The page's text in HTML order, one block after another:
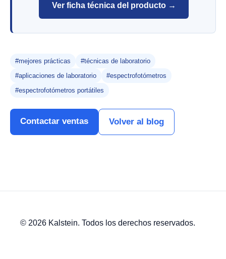
Ver ficha técnica del producto →
#mejores prácticas
#técnicas de laboratorio
#aplicaciones de laboratorio
#espectrofotómetros
#espectrofotómetros portátiles
Contactar ventas Volver al blog
© 2026 Kalstein. Todos los derechos reservados.